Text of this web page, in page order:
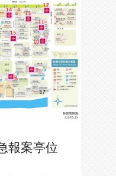
報案亭位